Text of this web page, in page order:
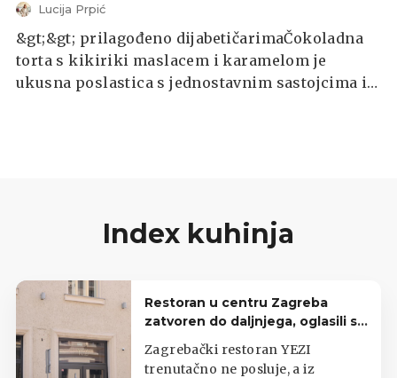
Lucija Prpić
&gt;&gt; prilagođeno dijabetičarimaČokoladna
torta s kikiriki maslacem i karamelom je
ukusna poslastica s jednostavnim sastojcima i
Index kuhinja
Restoran u centru Zagreba
zatvoren do daljnjega, oglasili se
iz lokala
Zagrebački restoran YEZI
trenutačno ne posluje, a iz